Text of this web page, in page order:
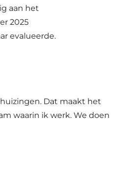
aan het
2025
evalueerde.
Dat maakt het
waarin ik werk. We doen